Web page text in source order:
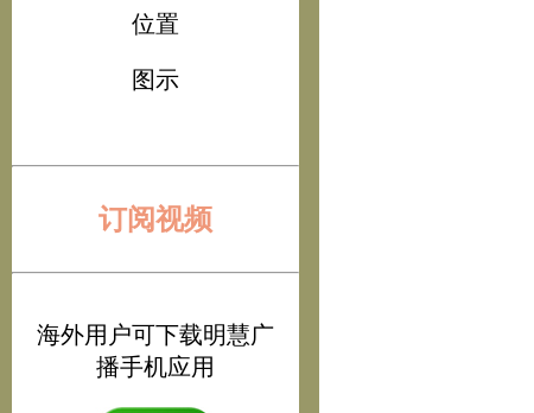
位置
图示
订阅视频
海外用户可下载明慧广
播手机应用